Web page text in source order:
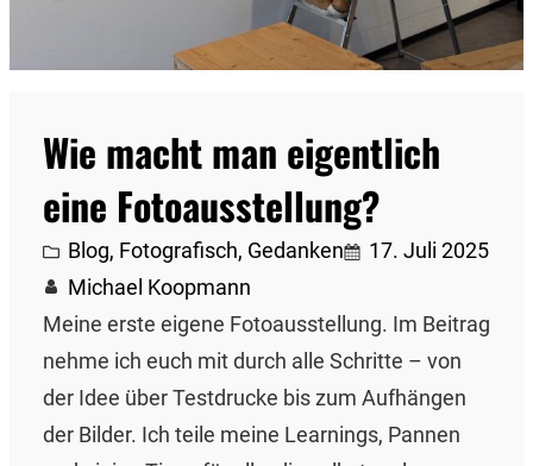
Wie macht man eigentlich
eine Fotoausstellung?
Blog, Fotografisch, Gedanken
17. Juli 2025
Michael Koopmann
Meine erste eigene Fotoausstellung. Im Beitrag
nehme ich euch mit durch alle Schritte – von
der Idee über Testdrucke bis zum Aufhängen
der Bilder. Ich teile meine Learnings, Pannen